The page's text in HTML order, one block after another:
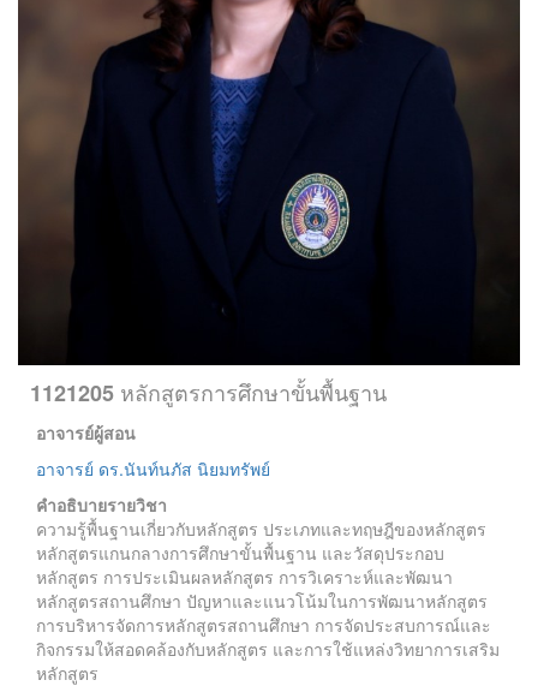
1121205 หลักสูตรการศึกษาขั้นพื้นฐาน
อาจารย์ผู้สอน
อาจารย์ ดร.นันท์นภัส นิยมทรัพย์
คำอธิบายรายวิชา
ความรู้พื้นฐานเกี่ยวกับหลักสูตร ประเภทและทฤษฎีของหลักสูตร
หลักสูตรแกนกลางการศึกษาขั้นพื้นฐาน และวัสดุประกอบ
หลักสูตร การประเมินผลหลักสูตร การวิเคราะห์และพัฒนา
หลักสูตรสถานศึกษา ปัญหาและแนวโน้มในการพัฒนาหลักสูตร
การบริหารจัดการหลักสูตรสถานศึกษา การจัดประสบการณ์และ
กิจกรรมให้สอดคล้องกับหลักสูตร และการใช้แหล่งวิทยาการเสริม
หลักสูตร